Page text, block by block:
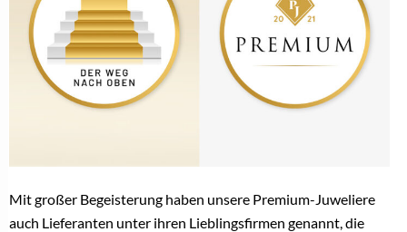
Mit großer Begeisterung haben unsere Premium-Juweliere
auch Lieferanten unter ihren Lieblingsfirmen genannt, die